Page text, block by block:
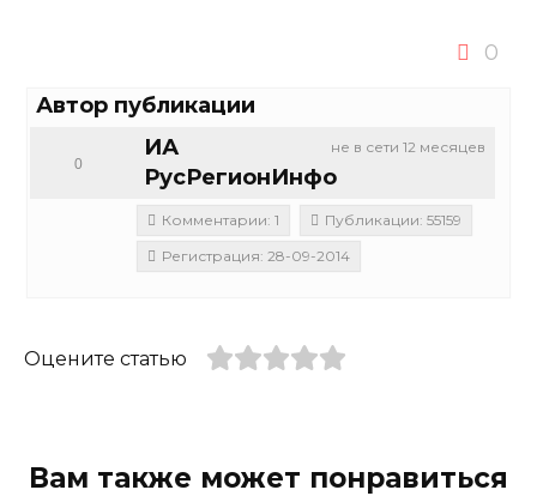
0
Автор публикации
не в сети 12 месяцев
ИА
РусРегионИнфо
0
Комментарии: 1
Публикации: 55159
Регистрация: 28-09-2014
Оцените статью
Вам также может понравиться